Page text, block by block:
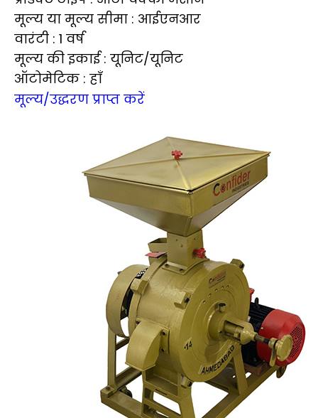
मूल्य या मूल्य सीमा : आईएनआर
वारंटी : 1 वर्ष
मूल्य की इकाई : यूनिट/यूनिट
ऑटोमेटिक : हाँ
मूल्य/उद्धरण प्राप्त करें